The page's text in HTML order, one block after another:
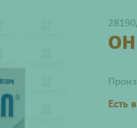
Есть